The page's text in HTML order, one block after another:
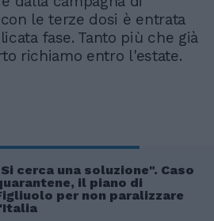
le terze dosi è entrata
fase. Tanto più che già
richiamo entro l'estate.
cerca una soluzione". Caso
il piano di
per non paralizzare